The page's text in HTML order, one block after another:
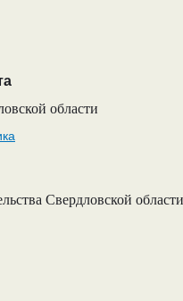
области
Свердловской